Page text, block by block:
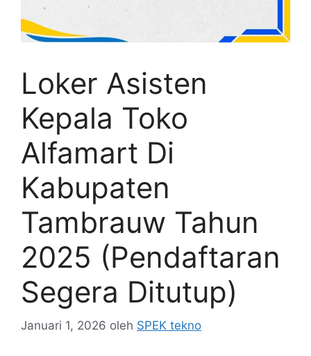
Loker Asisten
Kepala Toko
Alfamart Di
Kabupaten
Tambrauw Tahun
2025 (Pendaftaran
Segera Ditutup)
Januari 1, 2026 oleh SPEK tekno